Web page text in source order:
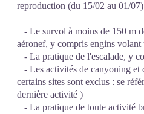
reproduction (du 15/02 au 01/
- Le survol à moins de 150 m
aéronef, y compris engins volant
- La pratique de l'escalade, y
- Les activités de canyoning et
certains sites sont exclus : se
dernière activité )
- La pratique de toute activité